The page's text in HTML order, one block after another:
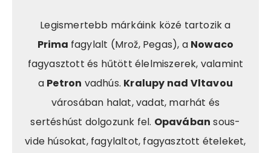
Legismertebb márkáink közé tartozik a
Prima fagylalt (Mrož, Pegas), a Nowaco
fagyasztott és hűtött élelmiszerek, valamint
a Petron vadhús. Kralupy nad Vltavou
városában halat, vadat, marhát és
sertéshúst dolgozunk fel. Opavában sous-
vide húsokat, fagylaltot, fagyasztott ételeket,